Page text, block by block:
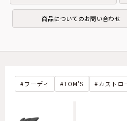
商品についてのお問い合わせ
フーディ TOM’S カストロ